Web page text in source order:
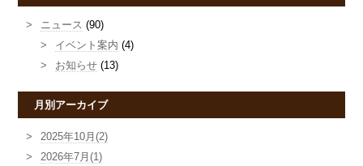
ニュース (90)
イベント案内 (4)
お知らせ (13)
月別アーカイブ
2025年10月(2)
2026年7月(1)